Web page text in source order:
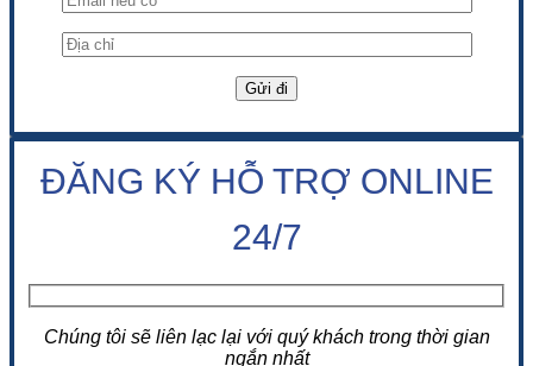
ĐĂNG KÝ HỖ TRỢ ONLINE
24/7
Chúng tôi sẽ liên lạc lại với quý khách trong thời gian
ngắn nhất